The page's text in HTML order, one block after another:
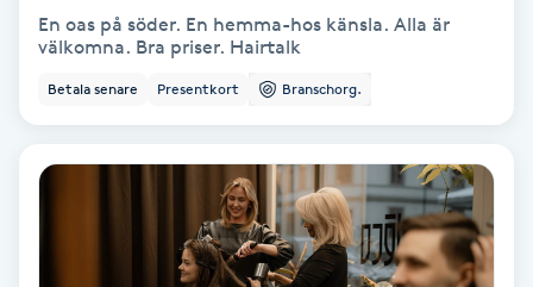
Color correction
Cryoterapi
En oas på söder. En hemma-hos känsla. Alla är
välkomna. Bra priser. Hairtalk
Betala senare Presentkort Branschorg.